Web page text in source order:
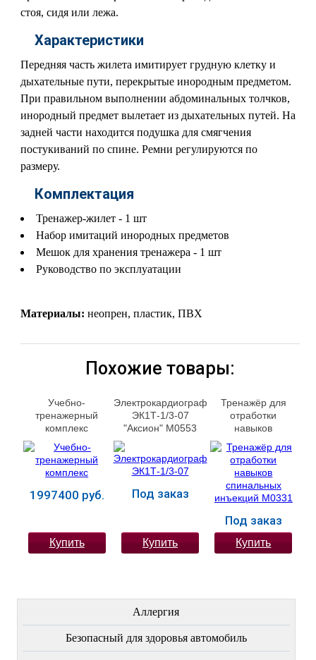
стоя, сидя или лежа.
Характеристики
Передняя часть жилета имитирует грудную клетку и
дыхательные пути, перекрытые инородным предметом.
При правильном выполнении абдоминальных толчков,
инородный предмет вылетает из дыхательных путей. На
задней части находится подушка для смягчения
постукиваний по спине. Ремни регулируются по
размеру.
Комплектация
Тренажер-жилет - 1 шт
Набор имитаций инородных предметов
Мешок для хранения тренажера - 1 шт
Руководство по эксплуатации
Материалы: неопрен, пластик, ПВХ
Похожие товары:
Учебно-
тренажерный
комплекс
М0015
1997400 руб.
Купить
Электрокардиограф
ЭК1Т-1/3-07
"Аксион" М0553
Под заказ
Купить
Тренажёр для
отработки
навыков
инъекций М0331
Под заказ
Купить
Аллергия
Безопасный для здоровья автомобиль